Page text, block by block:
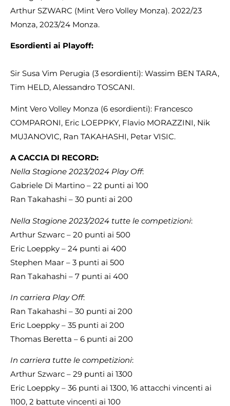
Arthur SZWARC (Mint Vero Volley Monza). 2022/23
Monza, 2023/24 Monza.
Esordienti ai Playoff:
Sir Susa Vim Perugia (3 esordienti): Wassim BEN TARA,
Tim HELD, Alessandro TOSCANI.
Mint Vero Volley Monza (6 esordienti): Francesco
COMPARONI, Eric LOEPPKY, Flavio MORAZZINI, Nik
MUJANOVIC, Ran TAKAHASHI, Petar VISIC.
A CACCIA DI RECORD:
Nella Stagione 2023/2024 Play Off:
Gabriele Di Martino – 22 punti ai 100
Ran Takahashi – 30 punti ai 200
Nella Stagione 2023/2024 tutte le competizioni:
Arthur Szwarc – 20 punti ai 500
Eric Loeppky – 24 punti ai 400
Stephen Maar – 3 punti ai 500
Ran Takahashi – 7 punti ai 400
In carriera Play Off:
Ran Takahashi – 30 punti ai 200
Eric Loeppky – 35 punti ai 200
Thomas Beretta – 6 punti ai 200
In carriera tutte le competizioni:
Arthur Szwarc – 29 punti ai 1300
Eric Loeppky – 36 punti ai 1300, 16 attacchi vincenti ai
1100, 2 battute vincenti ai 100